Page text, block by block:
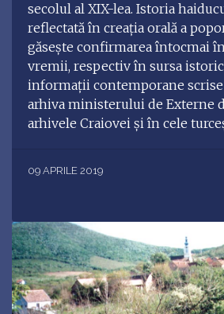
secolul al XIX-lea. Istoria
reflectată în creaţia orală a
găseşte confirmarea întocmai
vremii, respectiv în sursa
informaţii contemporane
arhiva ministerului de Externe
arhivele Craiovei şi în cele
09 APRILE 2019